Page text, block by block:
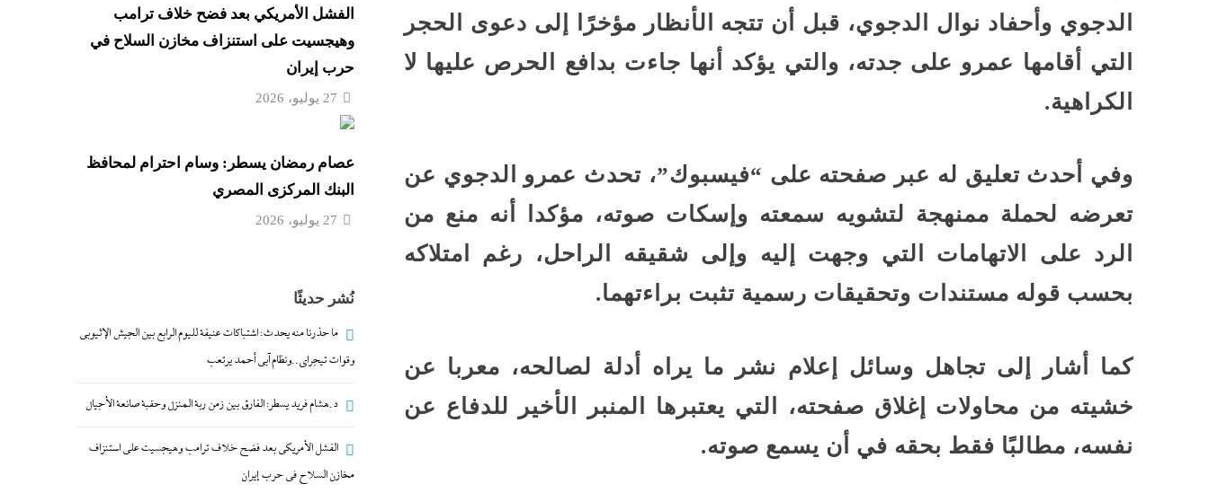
رسائل الناجحين في الثانوية
الفلسطينية...
عسكرية وصناديق شحن إماراتية
روسية الصنع...
الدجوي وأحفاد نوال الدجوي، قبل أن تتجه الأنظار مؤخرًا إلى دعوى الحجر
التي أقامها عمرو على جدته، والتي يؤكد أنها جاءت بدافع الحرص عليها لا
الكراهية.
وفي أحدث تعليق له عبر صفحته على “فيسبوك”، تحدث عمرو الدجوي عن
تعرضه لحملة ممنهجة لتشويه سمعته وإسكات صوته، مؤكدا أنه منع من
الرد على الاتهامات التي وجهت إليه وإلى شقيقه الراحل، رغم امتلاكه
بحسب قوله مستندات وتحقيقات رسمية تثبت براءتهما.
كما أشار إلى تجاهل وسائل إعلام نشر ما يراه أدلة لصالحه، معربا عن
خشيته من محاولات إغلاق صفحته، التي يعتبرها المنبر الأخير للدفاع عن
نفسه، مطالبًا فقط بحقه في أن يسمع صوته.
الفشل الأمريكي بعد فضح خلاف ترامب
وهيجسيت على استنزاف مخازن السلاح في
حرب إيران
27 يوليو، 2026
عصام رمضان يسطر: وسام احترام لمحافظ
البنك المركزى المصري
27 يوليو، 2026
نُشر حديثًا
ما حذرنا منه يحدث: اشتباكات عنيفة لليوم الرابع بين الجيش الإثيوبي
وقوات تيجراي..ونظام آبي أحمد يرتعب
د.هشام فريد يسطر: الفارق بين زمن ربة المنزل وحقبة صانعة الأجيال
الفشل الأمريكي بعد فضح خلاف ترامب وهيجسيت على استنزاف
مخازن السلاح في حرب إيران